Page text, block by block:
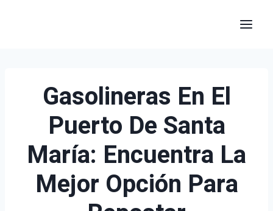
Gasolineras En El
Puerto De Santa
María: Encuentra La
Mejor Opción Para